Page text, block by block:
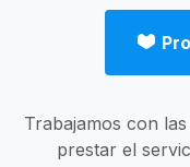
Trabajamos con
prestar el